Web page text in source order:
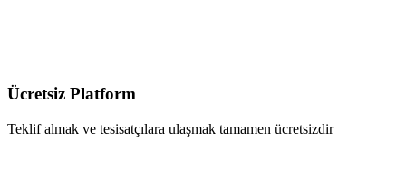
Ücretsiz Platform
Teklif almak ve tesisatçılara ulaşmak tamamen ücretsizdir